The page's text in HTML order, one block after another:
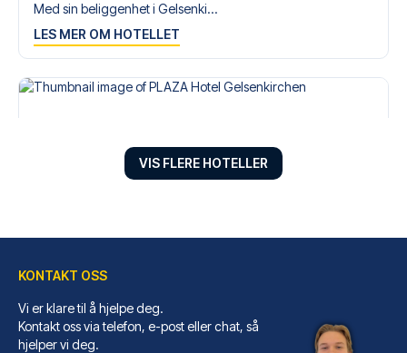
Med sin beliggenhet i Gelsenki...
LES MER OM HOTELLET
PLAZA Hotel Gelsenkirchen
I Gelsenkirchen (Gelsenkirchen...
VIS FLERE HOTELLER
KONTAKT OSS
Vi er klare til å hjelpe deg.
Kontakt oss via telefon, e-post eller chat, så
hjelper vi deg.